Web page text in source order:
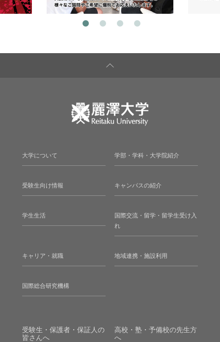
大学について 学部・学科・大学院紹介
受験生向け情報 キャンパスの紹介
学生生活
国際交流・留学・留学生受け入
れ
キャリア・就職 地域連携・施設利用
国際総合研究機構
受験生・保護者・保証人の
皆さんへ
高校・塾・予備校の先生方
へ